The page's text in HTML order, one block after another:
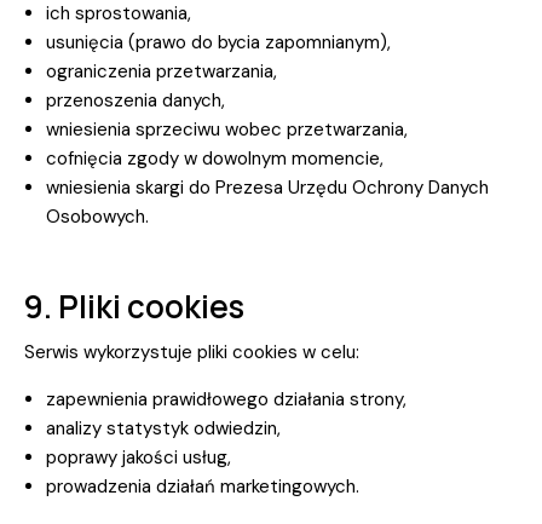
ich sprostowania,
usunięcia (prawo do bycia zapomnianym),
ograniczenia przetwarzania,
przenoszenia danych,
wniesienia sprzeciwu wobec przetwarzania,
cofnięcia zgody w dowolnym momencie,
wniesienia skargi do Prezesa Urzędu Ochrony Danych
Osobowych.
9. Pliki cookies
Serwis wykorzystuje pliki cookies w celu:
zapewnienia prawidłowego działania strony,
analizy statystyk odwiedzin,
poprawy jakości usług,
prowadzenia działań marketingowych.